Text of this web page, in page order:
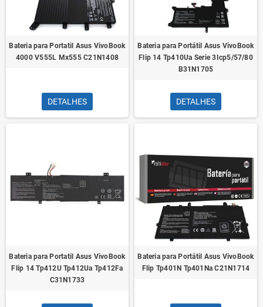
Bateria para Portatil Asus VivoBook
4000 V555L Mx555 C21N1408
DETALHES
Bateria para Portátil Asus VivoBook
Flip 14 Tp410Ua Serie 3Icp5/57/80
B31N1705
DETALHES
Bateria para Portatil Asus VivoBook
Flip 14 Tp412U Tp412Ua Tp412Fa
C31N1733
Bateria para Portátil Asus VivoBook
Flip Tp401N Tp401Na C21N1714